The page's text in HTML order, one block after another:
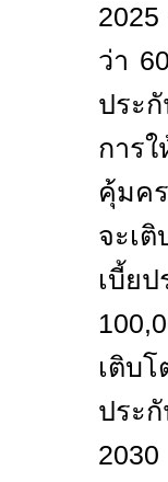
ว่า
ประ
การ
คุ้มค
จะเ
เบี้ย
เติบ
ประ